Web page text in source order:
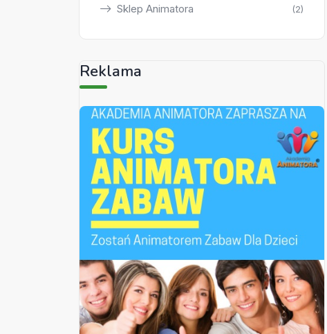
Sklep Animatora (2)
Reklama